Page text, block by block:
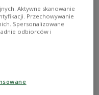
sześcioro dzieci.
dzieci. Rannych
- głosikomunikat
Aktywne skanowanie
Przechowywanie
Spersonalizowane
odbiorców i